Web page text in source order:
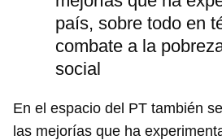
país, sobre todo en
combate a la
social
En el espacio del PT también
las mejorías que ha